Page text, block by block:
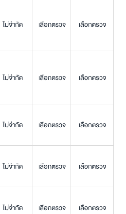
ไม่จำกัด เลือกตรวจ เลือกตรวจ
ไม่จำกัด เลือกตรวจ เลือกตรวจ
ไม่จำกัด เลือกตรวจ เลือกตรวจ
ไม่จำกัด เลือกตรวจ เลือกตรวจ
ไม่จำกัด เลือกตรวจ เลือกตรวจ